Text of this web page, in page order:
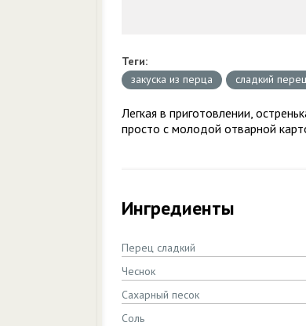
Теги:
закуска из перца
сладкий
Легкая в приготовлении,
просто с молодой отварной
Ингредиенты
Перец сладкий
Чеснок
Сахарный песок
Соль